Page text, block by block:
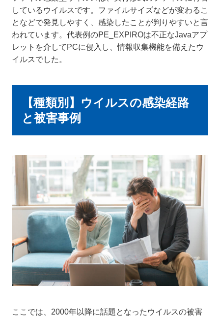
しているウイルスです。ファイルサイズなどが変わるこ
となどで発見しやすく、感染したことが判りやすいと言
われています。代表例のPE_EXPIROは不正なJavaアプ
レットを介してPCに侵入し、情報収集機能を備えたウ
イルスでした。
【種類別】ウイルスの感染経路
と被害事例
ここでは、2000年以降に話題となったウイルスの被害